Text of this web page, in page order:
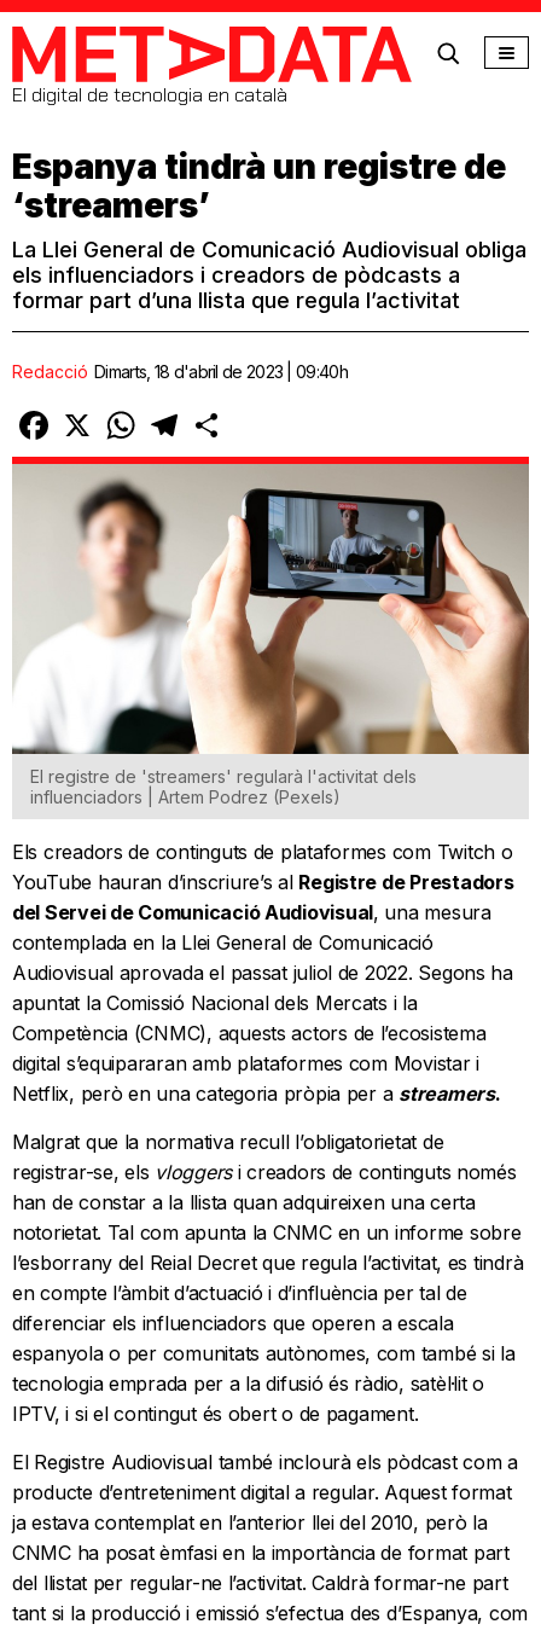
MetaData
El digital de tecnologia en català
Espanya tindrà un registre de
‘streamers’
La Llei General de Comunicació Audiovisual obliga
els influenciadors i creadors de pòdcasts a
formar part d’una llista que regula l’activitat
Redacció Dimarts, 18 d'abril de 2023 | 09:40h
Facebook
X WhatsAppTelegram
El registre de 'streamers' regularà l'activitat dels
influenciadors | Artem Podrez (Pexels)
Els creadors de continguts de plataformes com Twitch o
YouTube hauran d’inscriure’s al Registre de Prestadors
del Servei de Comunicació Audiovisual, una mesura
contemplada en la Llei General de Comunicació
Audiovisual aprovada el passat juliol de 2022. Segons ha
apuntat la Comissió Nacional dels Mercats i la
Competència (CNMC), aquests actors de l’ecosistema
digital s’equipararan amb plataformes com Movistar i
Netflix, però en una categoria pròpia per a streamers.
Malgrat que la normativa recull l’obligatorietat de
registrar-se, els vloggersi creadors de continguts només
han de constar a la llista quan adquireixen una certa
notorietat. Tal com apunta la CNMC en un informe sobre
l’esborrany del Reial Decret que regula l’activitat, es tindrà
en compte l’àmbit d’actuació i d’influència per tal de
diferenciar els influenciadors que operen a escala
espanyola o per comunitats autònomes, com també si la
tecnologia emprada per a la difusió és ràdio, satèl·lit o
IPTV, i si el contingut és obert o de pagament.
El Registre Audiovisual també inclourà els pòdcast com a
producte d’entreteniment digital a regular. Aquest format
ja estava contemplat en l’anterior llei del 2010, però la
CNMC ha posat èmfasi en la importància de format part
del llistat per regular-ne l’activitat. Caldrà formar-ne part
tant si la producció i emissió s’efectua des d’Espanya, com